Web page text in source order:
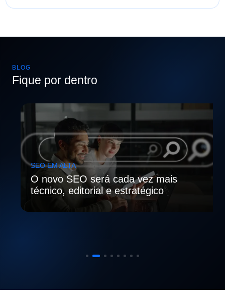
BLOG
Fique por dentro
SEO EM ALTA
O novo SEO será cada vez mais
técnico, editorial e estratégico